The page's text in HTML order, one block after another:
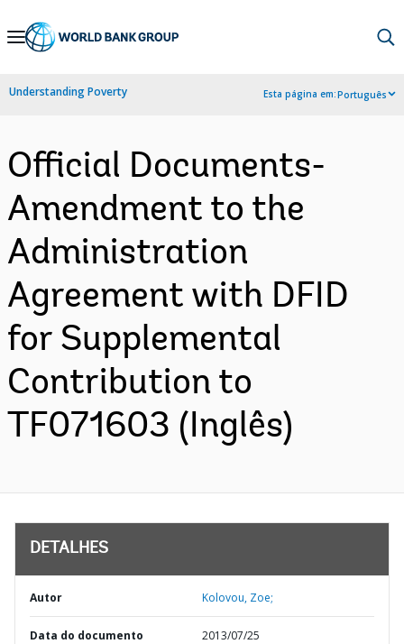
Skip
Navigation
Understanding Poverty Esta página em:Português
Official Documents-
Amendment to the
Administration
Agreement with DFID
for Supplemental
Contribution to
TF071603 (Inglês)
DETALHES
Autor Kolovou, Zoe;
Data do documento 2013/07/25